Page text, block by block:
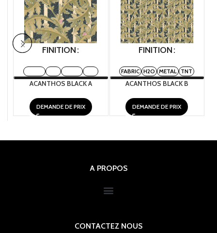
FINITION
ACANTHOS BLACK A
DEMANDE DE PRIX
FINITION
FABRIC H2O METAL TNT
ACANTHOS BLACK B
DEMANDE DE PRIX
A PROPOS
CONTACTEZ NOUS